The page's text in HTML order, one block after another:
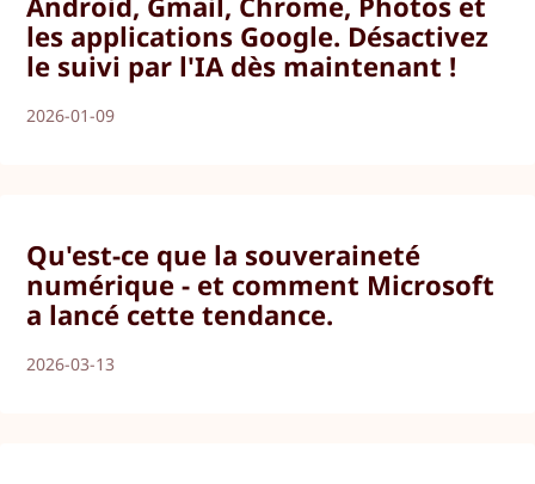
les applications Google. Désactivez
le suivi par l'IA dès maintenant !
2026-01-09
Qu'est-ce que la souveraineté
numérique - et comment Microsoft
a lancé cette tendance.
2026-03-13